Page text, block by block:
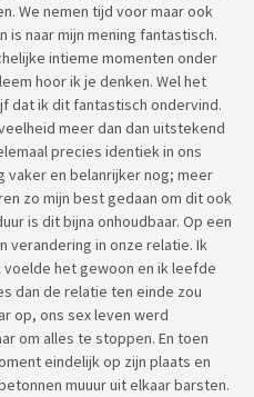
We nemen tijd voor maar ook
is naar mijn mening fantastisch.
intieme momenten onder
hoor ik je denken. Wel het
dat ik dit fantastisch ondervind.
meer dan dan uitstekend
precies identiek in ons
vaker en belanrijker nog; meer
zo mijn best gedaan om dit ook
is dit bijna onhoudbaar. Op een
verandering in onze relatie. Ik
het gewoon en ik leefde
dan de relatie ten einde zou
op, ons sex leven werd
om alles te stoppen. En toen
eindelijk op zijn plaats en
muuur uit elkaar barsten.